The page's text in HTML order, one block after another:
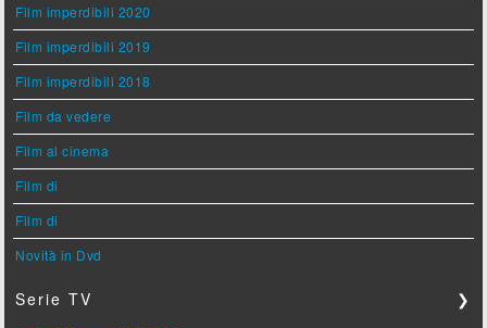
Film imperdibili 2020
Film imperdibili 2019
Film imperdibili 2018
Film da vedere
Film al cinema
Film di
Film di
Novità in Dvd
Serie TV ❯